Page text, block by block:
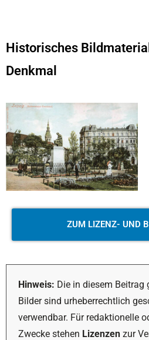
Historisches
Denkmal
ZUM LIZENZ- UND
Hinweis: Die in diesem Beitrag
Bilder sind urheberrechtlich
verwendbar. Für redaktionelle
Zwecke stehen Lizenzen zur